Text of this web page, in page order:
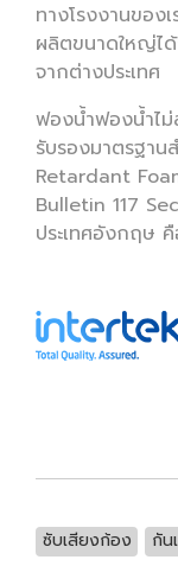
ทางโรงงานของ
ผลิตขนาดใหญ่ไ
จากต่างประเทศ
ฟองน้ำฟองน้ำไม่
รับรองมาตรฐาน
Retardant
Bulletin 117
ประเทศอังกฤษ
ซับเสียงก้อง กัน